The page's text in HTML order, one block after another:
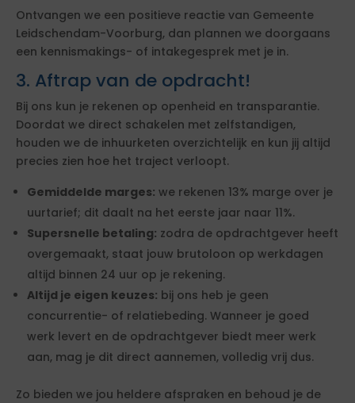
Ontvangen we een positieve reactie van Gemeente
Leidschendam-Voorburg, dan plannen we doorgaans
een kennismakings- of intakegesprek met je in.
3. Aftrap van de opdracht!
Bij ons kun je rekenen op openheid en transparantie.
Doordat we direct schakelen met zelfstandigen,
houden we de inhuurketen overzichtelijk en kun jij altijd
precies zien hoe het traject verloopt.
Gemiddelde marges: we rekenen 13% marge over je
uurtarief; dit daalt na het eerste jaar naar 11%.
Supersnelle betaling: zodra de opdrachtgever heeft
overgemaakt, staat jouw brutoloon op werkdagen
altijd binnen 24 uur op je rekening.
Altijd je eigen keuzes: bij ons heb je geen
concurrentie- of relatiebeding. Wanneer je goed
werk levert en de opdrachtgever biedt meer werk
aan, mag je dit direct aannemen, volledig vrij dus.
Zo bieden we jou heldere afspraken en behoud je de